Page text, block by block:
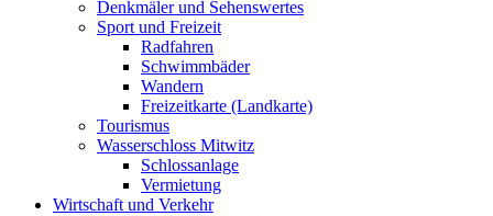
Denkmäler und Sehenswertes
Sport und Freizeit
Radfahren
Schwimmbäder
Wandern
Freizeitkarte (Landkarte)
Tourismus
Wasserschloss Mitwitz
Schlossanlage
Vermietung
Wirtschaft und Verkehr